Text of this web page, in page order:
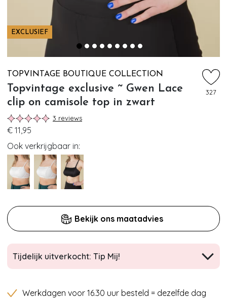
EXCLUSIEF
TOPVINTAGE BOUTIQUE COLLECTION
Topvintage exclusive ~ Gwen Lace
clip on camisole top in zwart
327
3 reviews
€ 11,95
Ook verkrijgbaar in:
Bekijk ons maatadvies
Tijdelijk uitverkocht: Tip Mij!
Werkdagen voor 16.30 uur besteld = dezelfde dag